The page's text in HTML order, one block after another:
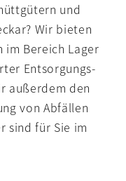
und
Wir bieten
im Bereich Lager
Entsorgungs­
außerdem den
von Abfällen
sind für Sie im